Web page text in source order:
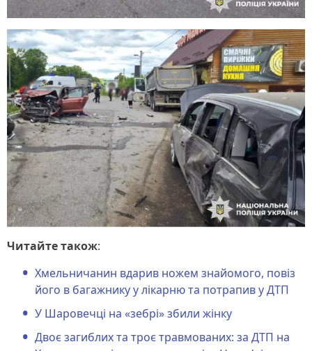
Читайте також:
Хмельничанин вдарив ножем знайомого, повіз
його в багажнику у лікарню та потрапив у ДТП
У Шаровечці на «зебрі» збили жінку
Двоє загиблих та троє травмованих: за ДТП на